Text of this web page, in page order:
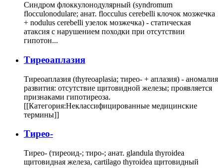
Синдром флоккулонодулярный (syndromum
flocculonodulare; анат. flocculus cerebelli клочок мозжечка
+ nodulus cerebelli узелок мозжечка) - статическая
атаксия с нарушением походки при отсутствии
гипотон...
Тиреоаплазия
Тиреоаплазия (thyreoaplasia; тирео- + аплазия) - аномалия
развития: отсутствие щитовидной железы; проявляется
признаками гипотиреоза.
[[Категория:Неклассифицированные медицинские
термины]]
Тирео-
Тирео- (тиреоид-; тиро-; анат. glandula thyroidea
щитовидная железа, cartilago thyroidea щитовидный